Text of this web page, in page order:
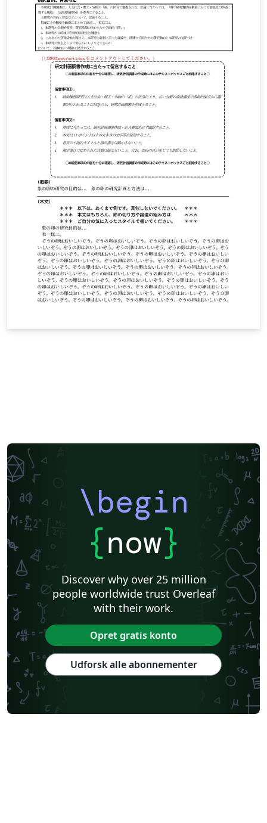
\begin
{now}
Discover why over 25 million
people worldwide trust Overleaf
with their work.
Opret gratis konto
Udforsk alle abonnementer